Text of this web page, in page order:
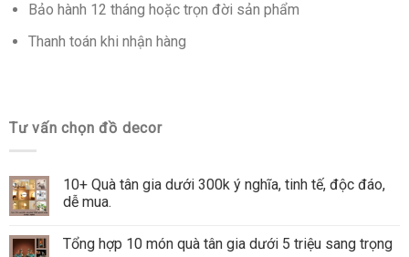
Bảo hành 12 tháng hoặc trọn đời sản phẩm
Thanh toán khi nhận hàng
Tư vấn chọn đồ decor
10+ Quà tân gia dưới 300k ý nghĩa, tinh tế, độc đáo,
dễ mua.
Tổng hợp 10 món quà tân gia dưới 5 triệu sang trọng